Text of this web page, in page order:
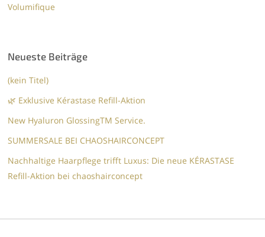
Volumifique
Neueste Beiträge
(kein Titel)
🌿 Exklusive Kérastase Refill-Aktion
New Hyaluron GlossingTM​ Service.​
SUMMERSALE BEI CHAOSHAIRCONCEPT
Nachhaltige Haarpflege trifft Luxus: Die neue KÉRASTASE
Refill-Aktion bei chaoshairconcept